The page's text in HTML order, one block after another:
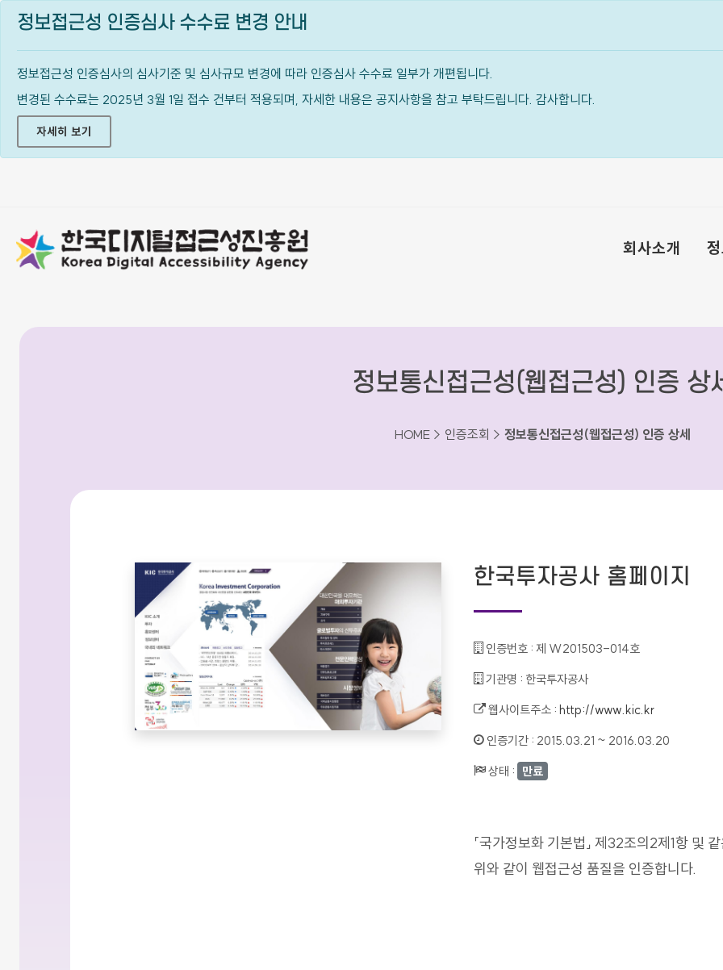
정보접근성 인증심사 수수료 변경 안내
정보접근성 인증심사의 심사기준 및 심사규모 변경에 따라 인증심사 수수료 일부가 개편됩니다.
변경된 수수료는 2025년 3월 1일 접수 건부터 적용되며, 자세한 내용은 공지사항을 참고 부탁드립니다. 감사합니다.
자세히 보기
회사소개
정보통신접근성(웹접근성) 인증 상
HOME > 인증조회 > 정보통신접근성(웹접근성) 인증 상세
한국투자공사 홈페이지
인증번호 :제 W201503-014호
기관명 : 한국투자공사
웹사이트주소 :http://www.kic.kr
인증기간 : 2015.03.21 ~ 2016.03.20
상태 : 만료
「국가정보화 기본법」 제32조의2제1항 및
위와 같이 웹접근성 품질을 인증합니다.